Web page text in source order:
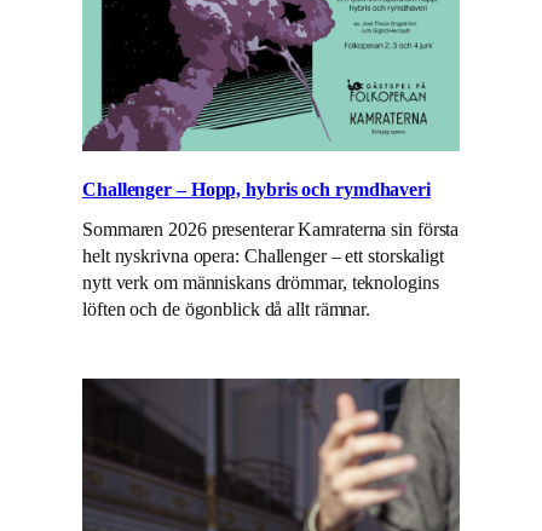
Challenger – Hopp, hybris och rymdhaveri
Sommaren 2026 presenterar Kamraterna sin första
helt nyskrivna opera: Challenger – ett storskaligt
nytt verk om människans drömmar, teknologins
löften och de ögonblick då allt rämnar.